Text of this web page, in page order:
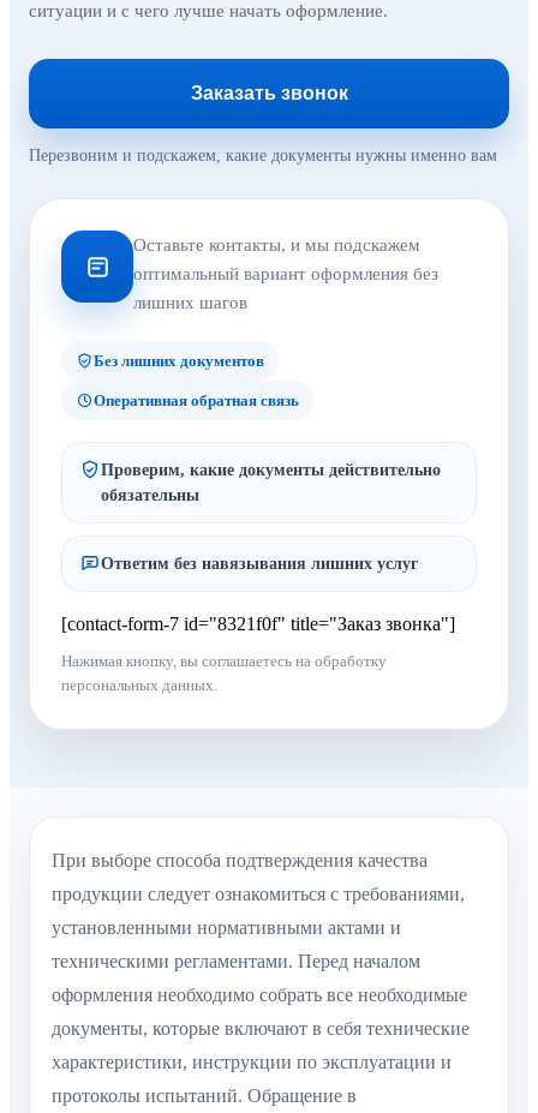
ситуации и с чего лучше начать оформление.
Заказать звонок
Перезвоним и подскажем, какие документы нужны именно вам
Оставьте контакты, и мы подскажем
оптимальный вариант оформления без
лишних шагов
Без лишних документов
Оперативная обратная связь
Проверим, какие документы действительно
обязательны
Ответим без навязывания лишних услуг
[contact-form-7 id="8321f0f" title="Заказ звонка"]
Нажимая кнопку, вы соглашаетесь на обработку
персональных данных.
При выборе способа подтверждения качества
продукции следует ознакомиться с требованиями,
установленными нормативными актами и
техническими регламентами. Перед началом
оформления необходимо собрать все необходимые
документы, которые включают в себя технические
характеристики, инструкции по эксплуатации и
протоколы испытаний. Обращение в